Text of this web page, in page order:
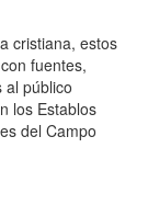
cristiana, estos
fuentes,
al público
los Establos
del Campo